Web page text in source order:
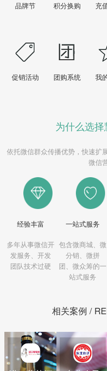
品牌节 积分换购 充
促销活动 团购系统 我
为什么选
依托微信群众传播优势，快速扩
微信
经验丰富
多年从事微信开
发服务、开发
团队技术过硬
一站式服务
包含微商城、微
分销、微拼
团、微众筹的一
站式服务
相关案例 /